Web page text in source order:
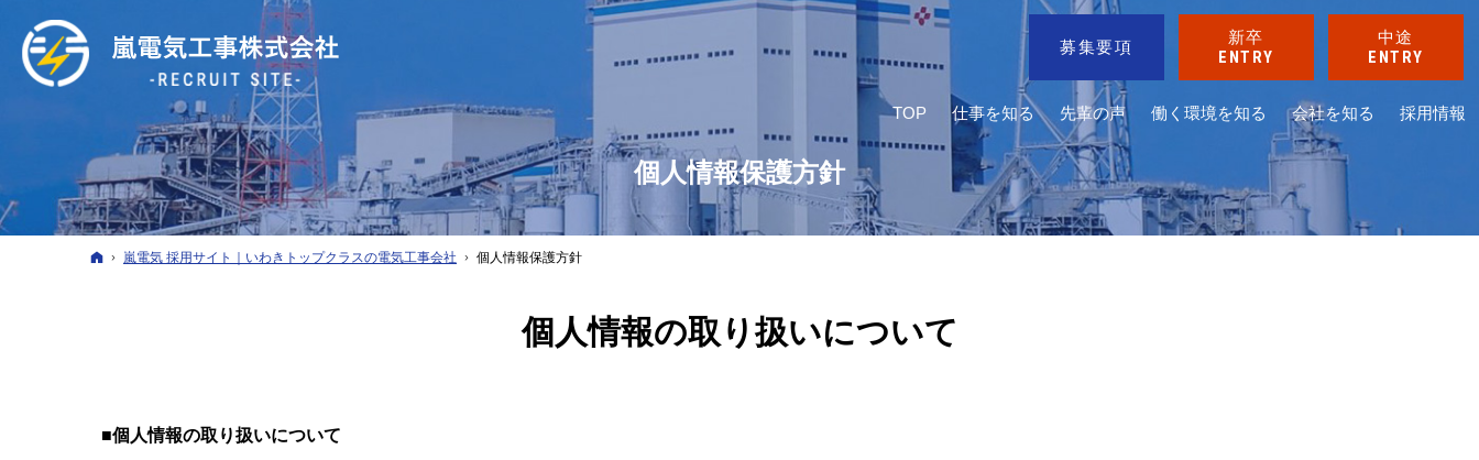
個人情報保護方針
ホーム
嵐電気 採用サイト｜いわきトップクラスの電気工事会社 個人情報保護方針
個人情報の取り扱いについて
■個人情報の取り扱いについて
TOP 仕事を知る 先輩の声 働く環境を知る 会社を知る 採用情報
募集要項
新卒
ENTRY
中途
ENTRY